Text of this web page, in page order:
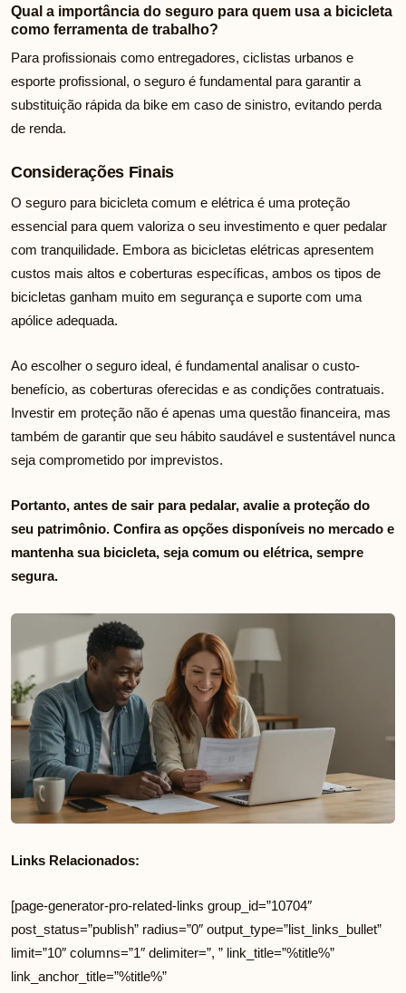
Qual a importância do seguro para quem usa a bicicleta
como ferramenta de trabalho?
Para profissionais como entregadores, ciclistas urbanos e
esporte profissional, o seguro é fundamental para garantir a
substituição rápida da bike em caso de sinistro, evitando perda
de renda.
Considerações Finais
O seguro para bicicleta comum e elétrica é uma proteção
essencial para quem valoriza o seu investimento e quer pedalar
com tranquilidade. Embora as bicicletas elétricas apresentem
custos mais altos e coberturas específicas, ambos os tipos de
bicicletas ganham muito em segurança e suporte com uma
apólice adequada.
Ao escolher o seguro ideal, é fundamental analisar o custo-
benefício, as coberturas oferecidas e as condições contratuais.
Investir em proteção não é apenas uma questão financeira, mas
também de garantir que seu hábito saudável e sustentável nunca
seja comprometido por imprevistos.
Portanto, antes de sair para pedalar, avalie a proteção do
seu patrimônio. Confira as opções disponíveis no mercado e
mantenha sua bicicleta, seja comum ou elétrica, sempre
segura.
Links Relacionados:
[page-generator-pro-related-links group_id=”10704″
post_status=”publish” radius=”0″ output_type=”list_links_bullet”
limit=”10″ columns=”1″ delimiter=”, ” link_title=”%title%”
link_anchor_title=”%title%”